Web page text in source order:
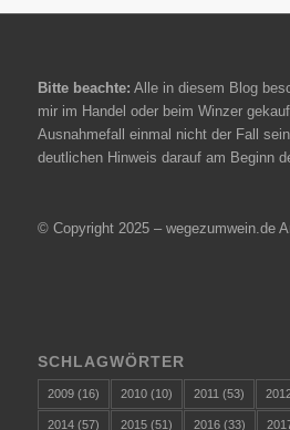
Bitte beachte: Alle in diesem Blog
mir im Handel oder beim Winzer
Ausnahmefall einmal nicht der Fall
deutlichen Hinweis darauf am Beginn
© Copyright 2025 – wegezumwein.de
SCHLAGWÖRTER
2009(16) 2010(10) 2011 (53)
2014(57) 2015(51) 2016(33)